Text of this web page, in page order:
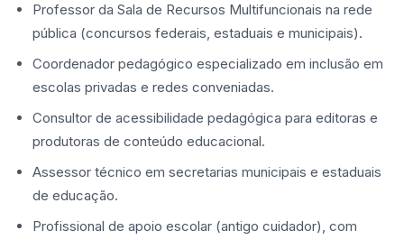
Professor da Sala de Recursos Multifuncionais na rede
pública (concursos federais, estaduais e municipais).
Coordenador pedagógico especializado em inclusão em
escolas privadas e redes conveniadas.
Consultor de acessibilidade pedagógica para editoras e
produtoras de conteúdo educacional.
Assessor técnico em secretarias municipais e estaduais
de educação.
Profissional de apoio escolar (antigo cuidador), com